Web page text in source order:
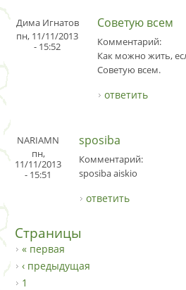
Дима Игнатов
пн, 11/11/2013
- 15:52
Советую всем
Комментарий:
Как можно жить,
Советую всем.
ответить
NARIAMN
пн,
11/11/2013
- 15:51
sposiba
Комментарий:
sposiba aiskio
ответить
Страницы
« первая
‹ предыдущая
1